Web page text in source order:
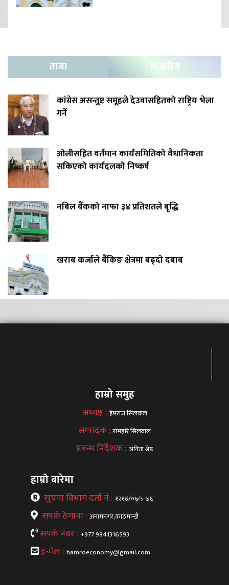
ताजा लोकप्रिय
कांग्रेस असन्तुष्ट समूहले देउवासहितको राष्ट्रिय भेला
गर्ने
ओलीसहित वर्तमान कार्यसमितिको वैधानिकता
सकिएको कार्यदलको निष्कर्ष
नबिल बैंकको नाफा ३४ प्रतिशतले बृद्धि
खराब कर्जाले बैंकिङ क्षेत्रमा बढ्दो दबाब
हाम्रो समुह
अध्यक्ष : हेमराज सिलवाल
सम्पादक :रामहरि सिलवाल
प्रबन्ध निर्देशक : अनिता श्रेष्ठ
हाम्रो बारेमा
सूचना विभाग दर्ता नं : १२१४/०७५-७६
सपर्क ठेगाना : अनामनगर,काठमान्डौ
सपर्क नंबर : +977 9841316593
इ-मेल : hamroeconomy@gmail.com